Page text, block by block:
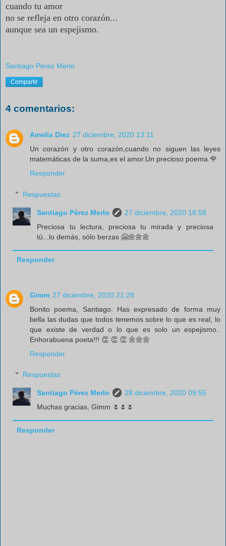
cuando tu amor
no se refleja en otro corazón...
aunque sea un espejismo.
Santiago Pérez Merlo
Compartir
4 comentarios:
Amelia Diez 27 diciembre, 2020 13:11
Un corazón y otro corazón,cuando no siguen las leyes
matemáticas de la suma,es el amor.Un precioso poema.🌹
Responder
Respuestas
Santiago Pérez Merlo
27 diciembre, 2020 18:58
Preciosa tu lectura, preciosa tu mirada y preciosa
tú...lo demás, sólo berzas 🤗🌼🌼🌼
Responder
Gimm 27 diciembre, 2020 21:29
Bonito poema, Santiago. Has expresado de forma muy
bella las dudas que todos tenemos sobre lo que es real, lo
que existe de verdad o lo que es solo un espejismo..
Enhorabuena poeta!!! 👏 👏 👏 🌼🌼🌼
Responder
Respuestas
Santiago Pérez Merlo
28 diciembre, 2020 09:55
Muchas gracias, Gimm 🌷🌷🌷
Responder